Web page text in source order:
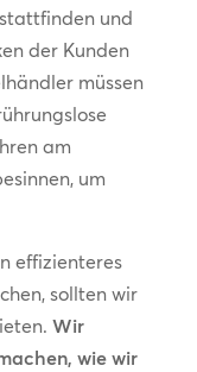
und
der Kunden
müssen
am
um
effizienteres
sollten wir
Wir
wie wir